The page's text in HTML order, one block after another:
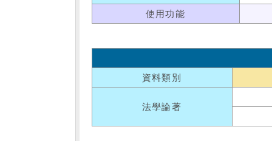
使用功能
資料類別
法學論著